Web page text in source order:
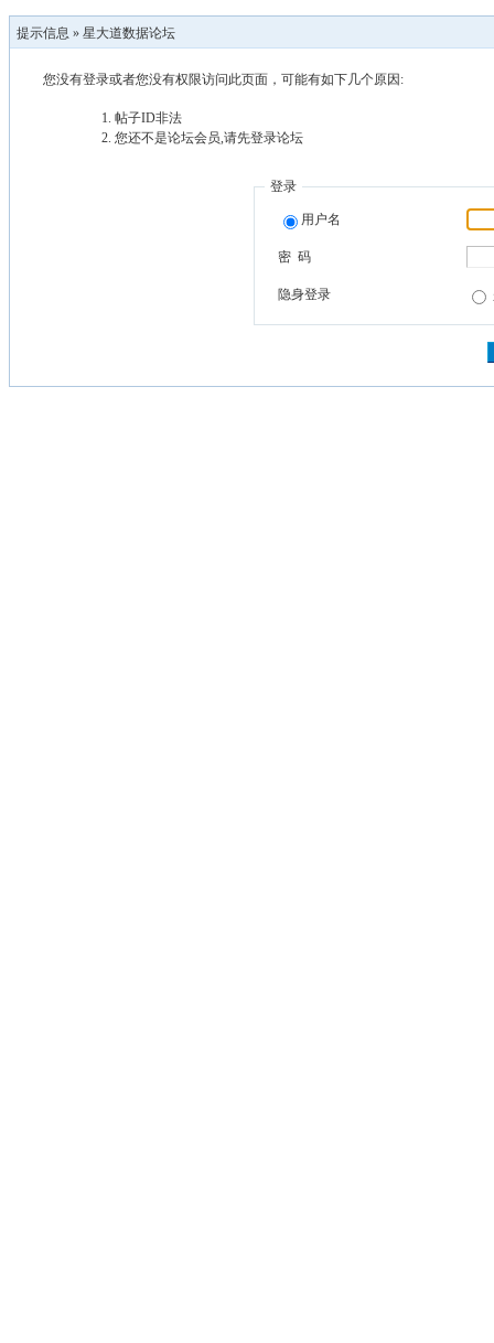
提示信息 » 星大道数据论坛
您没有登录或者您没有权限访问此页面，可能有如下几个原因:
帖子ID非法
您还不是论坛会员,请先登录论坛
登录
用户名
密 码
隐身登录